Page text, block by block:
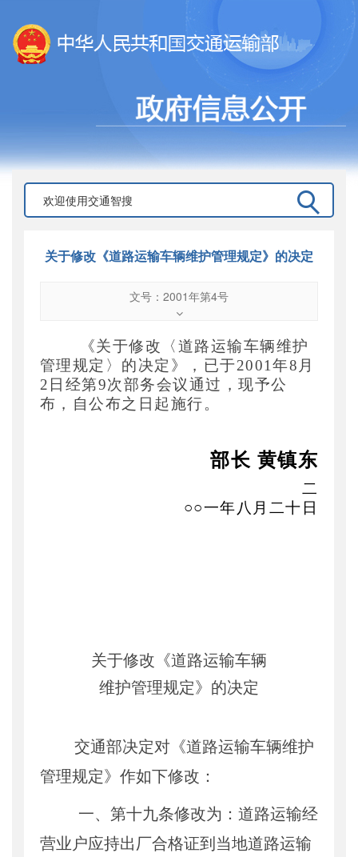
关于修改《道路运输车辆维护管理规定》的决定
文号：2001年第4号
2001年第4号
索引号 ： 000019713O09/2001-00078
公开日期：2001年08月20日
主题词：
修改;道路运输;车辆;维护;管理规定
机构分类：运输服务司
《关于修改〈道路运输车辆维护
管理规定〉的决定》，已于2001年8月
2日经第9次部务会议通过，现予公
布，自公布之日起施行。
部长 黄镇东
二
○○一年八月二十日
关于修改《道路运输车辆
维护管理规定》的决定
交通部决定对《道路运输车辆维护
管理规定》作如下修改：
一、第十九条修改为：道路运输经
营业户应持出厂合格证到当地道路运输